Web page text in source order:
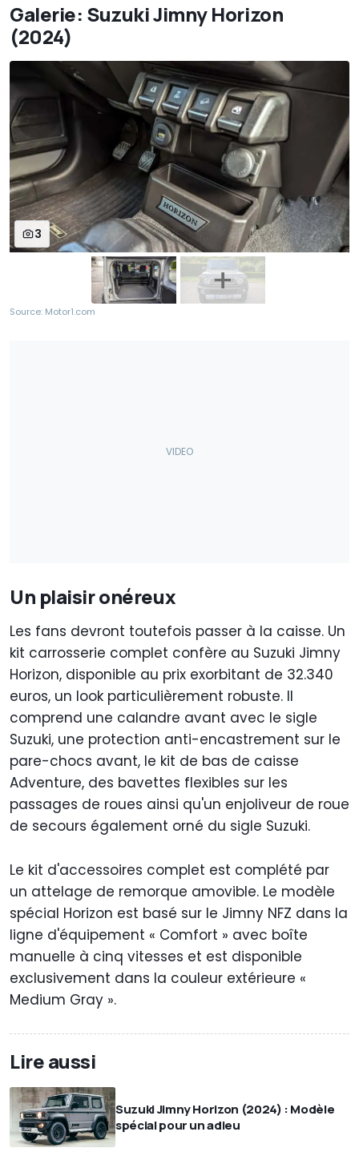
Galerie: Suzuki Jimny Horizon
(2024)
3
Source: Motor1.com
Un plaisir onéreux
Les fans devront toutefois passer à la caisse. Un
kit carrosserie complet confère au Suzuki Jimny
Horizon, disponible au prix exorbitant de 32.340
euros, un look particulièrement robuste. Il
comprend une calandre avant avec le sigle
Suzuki, une protection anti-encastrement sur le
pare-chocs avant, le kit de bas de caisse
Adventure, des bavettes flexibles sur les
passages de roues ainsi qu'un enjoliveur de roue
de secours également orné du sigle Suzuki.
Le kit d'accessoires complet est complété par
un attelage de remorque amovible. Le modèle
spécial Horizon est basé sur le Jimny NFZ dans la
ligne d'équipement « Comfort » avec boîte
manuelle à cinq vitesses et est disponible
exclusivement dans la couleur extérieure «
Medium Gray ».
Lire aussi
Suzuki Jimny Horizon (2024) : Modèle
spécial pour un adieu